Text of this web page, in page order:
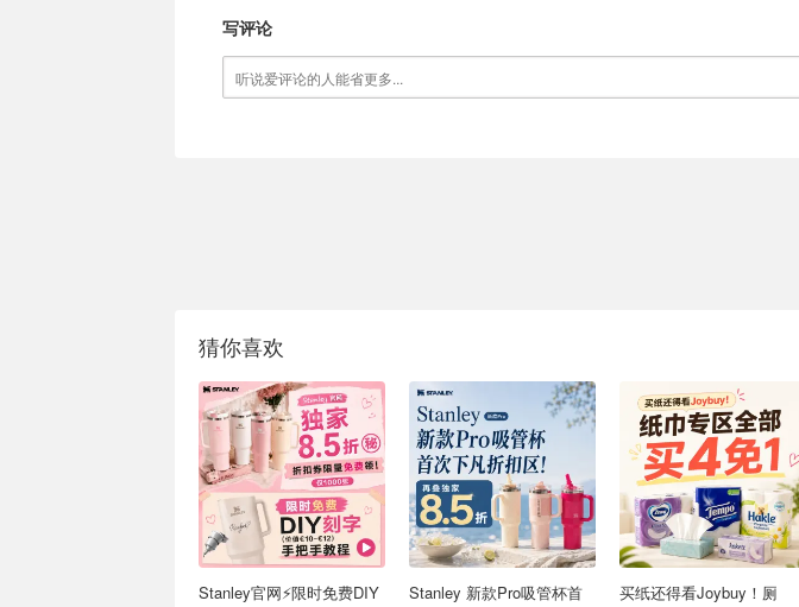
写评论
猜你喜欢
Stanley官网⚡️限时免费DIY
Stanley 新款Pro吸管杯首
买纸还得看Joybuy！厕